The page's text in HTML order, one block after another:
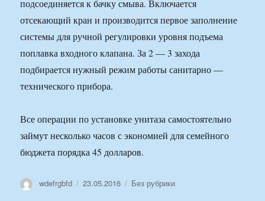
подсоединяется к бачку смыва. Включается
отсекающий кран и производится первое заполнение
системы для ручной регулировки уровня подъема
поплавка входного клапана. За 2 — 3 захода
подбирается нужный режим работы санитарно —
технического прибора.
Все операции по установке унитаза самостоятельно
займут несколько часов с экономией для семейного
бюджета порядка 45 долларов.
Автор
wdefrgbfd Опубликовано
23.05.2016 Рубрики
Без рубрики